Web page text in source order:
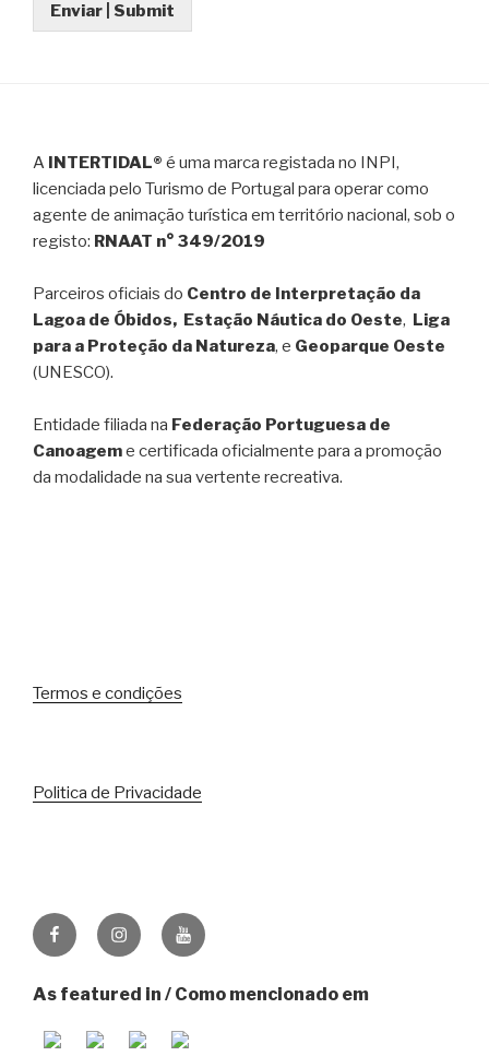
Enviar | Submit
A INTERTIDAL® é uma marca registada no INPI,
licenciada pelo Turismo de Portugal para operar como
agente de animação turística em território nacional, sob o
registo: RNAAT n° 349/2019
Parceiros oficiais do Centro de Interpretação da
Lagoa de Óbidos, Estação Náutica do Oeste, Liga
para a Proteção da Natureza, e Geoparque Oeste
(UNESCO).
Entidade filiada na Federação Portuguesa de
Canoageme certificada oficialmente para a promoção
da modalidade na sua vertente recreativa.
Termos e condições
Politica de Privacidade
FacebookInstagramYoutube
As featured in / Como mencionado em